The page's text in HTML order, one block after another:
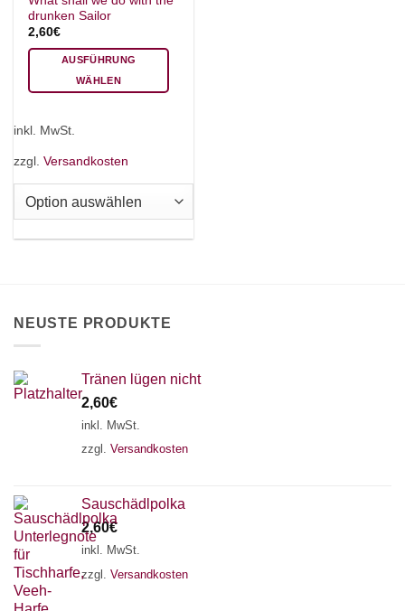
drunken Sailor
2,60€
AUSFÜHRUNG
WÄHLEN
mehrere
auf.
gewählt
werden
inkl. MwSt.
zzgl. Versandkosten
NEUSTE PRODUKTE
Tränen lügen nicht
2,60€
inkl. MwSt.
zzgl. Versandkosten
Sauschädlpolka
2,60€
inkl. MwSt.
zzgl. Versandkosten